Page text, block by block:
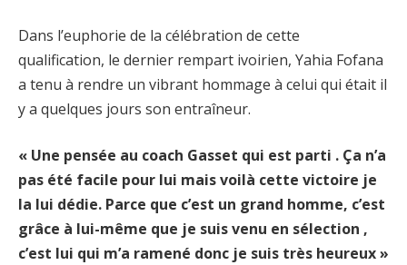
Dans l’euphorie de la célébration de cette
qualification, le dernier rempart ivoirien, Yahia Fofana
a tenu à rendre un vibrant hommage à celui qui était il
y a quelques jours son entraîneur.
« Une pensée au coach Gasset qui est parti . Ça n’a
pas été facile pour lui mais voilà cette victoire je
la lui dédie. Parce que c’est un grand homme, c’est
grâce à lui-même que je suis venu en sélection ,
c’est lui qui m’a ramené donc je suis très heureux »